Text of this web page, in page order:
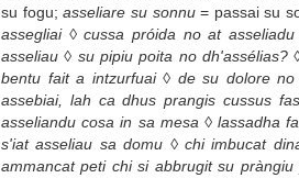
su fogu; asseliare su sonnu= passai su
assegliai ◊ cussa próida no at
asseliau ◊ su pipiu poita no
bentu fait a intzurfuai ◊ de su dolore
assebiai, lah ca dhus prangis cussus
asseliandu cosa in sa mesa ◊ lassadha
s'iat asseliau sa domu ◊ chi imbucat
ammancat peti chi si abbrugit su